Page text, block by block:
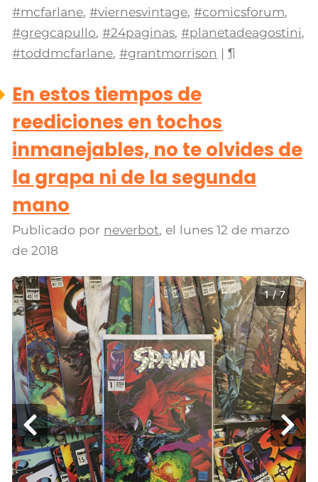
#mcfarlane,#viernesvintage,#comicsforum,
#gregcapullo,#24paginas,#planetadeagostini,
#toddmcfarlane,#grantmorrison |¶
En estos tiempos de
reediciones en tochos
inmanejables, no te olvides de
la grapa ni de la segunda
mano
Publicado por neverbot, el lunes 12 de marzo
de 2018
1 / 7